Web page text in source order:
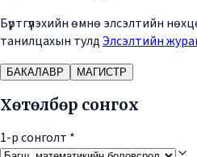
Бүртгүүлэхийн өмнө элсэлтийн
танилцахын тулдЭлсэлтийн
БАКАЛАВР МАГИСТР
Хөтөлбөр сонгох
1-р сонголт *